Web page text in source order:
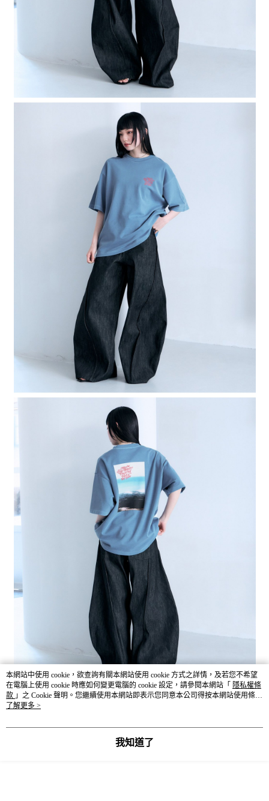
本網站中使用 cookie，欲查詢有關本網站使用 cookie 方式之詳情，及若您不希望
在電腦上使用 cookie 時應如何變更電腦的 cookie 設定，請參閱本網站「 隱私權條
款 」之 Cookie 聲明。您繼續使用本網站即表示您同意本公司得按本網站使用條款
之 Cookie 聲明使用 cookie。
了解更多 >
我知道了